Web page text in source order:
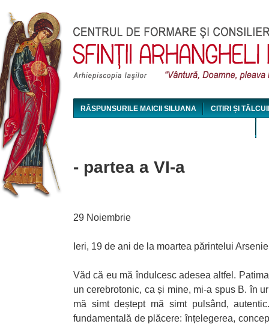
RĂSPUNSURILE MAICII SILUANA CITIRI ȘI
- partea a VI-a
29 Noiembrie
Ieri, 19 de ani de la moartea părintelui
Văd că eu mă îndulcesc adesea altfel.
un cerebrotonic, ca și mine, mi-a spus B. în
mă simt deștept mă simt pulsând,
fundamentală de plăcere: înțelegerea,